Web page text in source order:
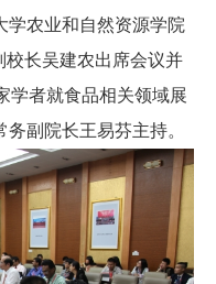
学农业和自然资源学院
校长吴建农出席会议并
学者就食品相关领域展
副院长王易芬主持。